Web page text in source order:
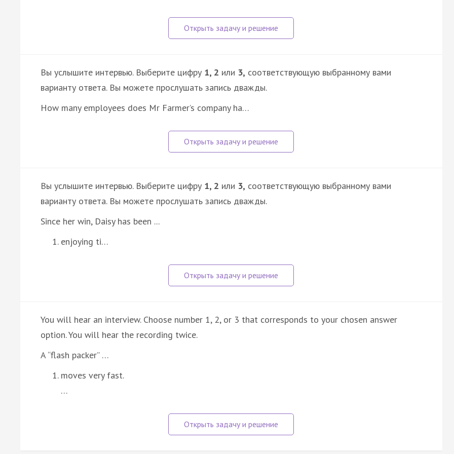
Вы услышите интервью. Выберите цифру 1, 2 или 3, соответствующую выбранному вами
варианту ответа. Вы можете прослушать запись дважды.
How many employees does Mr Farmer’s company ha…
Вы услышите интервью. Выберите цифру 1, 2 или 3, соответствующую выбранному вами
варианту ответа. Вы можете прослушать запись дважды.
Since her win, Daisy has been ...
enjoying ti…
You will hear an interview. Choose number 1, 2, or 3 that corresponds to your chosen answer
option. You will hear the recording twice.
A “flash packer” …
moves very fast.
…